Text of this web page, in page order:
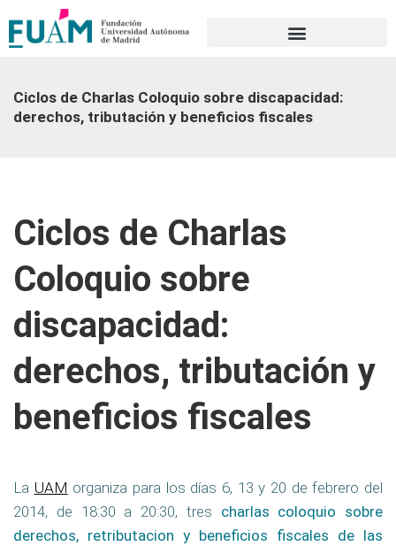
Ciclos de Charlas Coloquio sobre discapacidad:
derechos, tributación y beneficios fiscales
Ciclos de Charlas
Coloquio sobre
discapacidad:
derechos, tributación y
beneficios fiscales
La UAM organiza para los días 6, 13 y 20 de febrero del
2014, de 18:30 a 20:30, tres charlas coloquio sobre
derechos, retributacion y beneficios fiscales de las